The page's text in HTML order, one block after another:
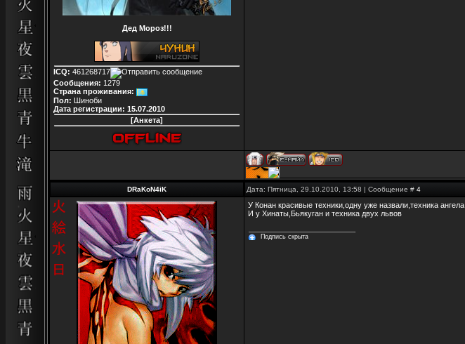
Дед Мороз!!!
ICQ: 461268717
Сообщения: 1279
Страна проживания:
Пол: Шиноби
Дата регистрации: 15.07.2010
[Анкета]
DRaKoN4iK Дата: Пятница, 29.10.2010, 13:58 | Сообщение # 4
У Конан красивые техники,одну уже назвали,техника ангела.
И у Хинаты,Бьякуган и техника двух львов
Подпись скрыта